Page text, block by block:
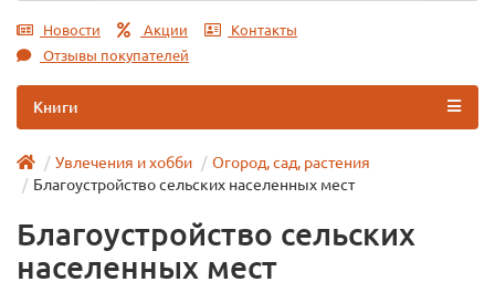
Новости Акции
Контакты
Отзывы покупателей
Книги
Увлечения и хобби
Огород, сад, растения
Благоустройство сельских населенных мест
Благоустройство сельских
населенных мест